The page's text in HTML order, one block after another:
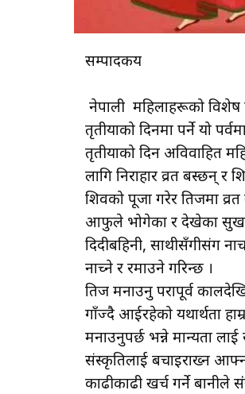
सम्पादकीय
नेपाली महिलाहरूको विशेष
तृतीयाको दिनमा पर्ने यो
तृतीयाको दिन अविवाहित
लागि निराहार व्रत बस्छन् र
शिवको पूजा गरेर तिजमा
आफुले भोगेका र देखेका सुख
दिदीबहिनी, साथीसँगीसंग
नाच्ने र रमाउने गरिन्छ ।
तिज मनाउनु परापूर्व
गाँज्दै आईरहेको यथार्थता
मनाउनुपर्छ भन्ने मान्यता
संस्कृतिलाई बचाइराख्न
काढीकाढी खर्च गर्ने